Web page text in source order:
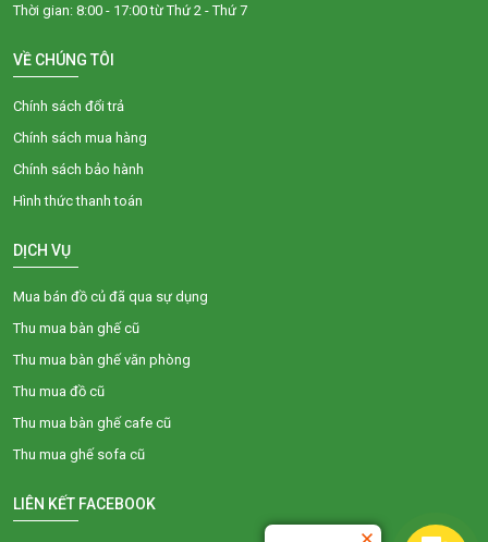
Thời gian: 8:00 - 17:00 từ Thứ 2 - Thứ 7
VỀ CHÚNG TÔI
Chính sách đổi trả
Chính sách mua hàng
Chính sách bảo hành
Hình thức thanh toán
DỊCH VỤ
Mua bán đồ củ đã qua sự dụng
Thu mua bàn ghế cũ
Thu mua bàn ghế văn phòng
Thu mua đồ cũ
Thu mua bàn ghế cafe cũ
Thu mua ghế sofa cũ
LIÊN KẾT FACEBOOK